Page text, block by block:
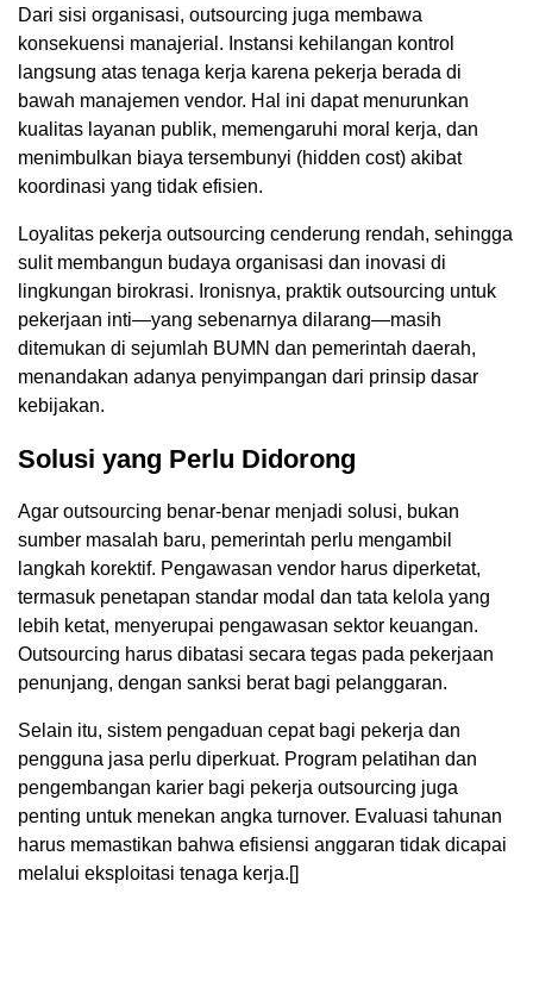
Dari sisi organisasi, outsourcing juga membawa
konsekuensi manajerial. Instansi kehilangan kontrol
langsung atas tenaga kerja karena pekerja berada di
bawah manajemen vendor. Hal ini dapat menurunkan
kualitas layanan publik, memengaruhi moral kerja, dan
menimbulkan biaya tersembunyi (hidden cost) akibat
koordinasi yang tidak efisien.
Loyalitas pekerja outsourcing cenderung rendah, sehingga
sulit membangun budaya organisasi dan inovasi di
lingkungan birokrasi. Ironisnya, praktik outsourcing untuk
pekerjaan inti—yang sebenarnya dilarang—masih
ditemukan di sejumlah BUMN dan pemerintah daerah,
menandakan adanya penyimpangan dari prinsip dasar
kebijakan.
Solusi yang Perlu Didorong
Agar outsourcing benar-benar menjadi solusi, bukan
sumber masalah baru, pemerintah perlu mengambil
langkah korektif. Pengawasan vendor harus diperketat,
termasuk penetapan standar modal dan tata kelola yang
lebih ketat, menyerupai pengawasan sektor keuangan.
Outsourcing harus dibatasi secara tegas pada pekerjaan
penunjang, dengan sanksi berat bagi pelanggaran.
Selain itu, sistem pengaduan cepat bagi pekerja dan
pengguna jasa perlu diperkuat. Program pelatihan dan
pengembangan karier bagi pekerja outsourcing juga
penting untuk menekan angka turnover. Evaluasi tahunan
harus memastikan bahwa efisiensi anggaran tidak dicapai
melalui eksploitasi tenaga kerja.[]